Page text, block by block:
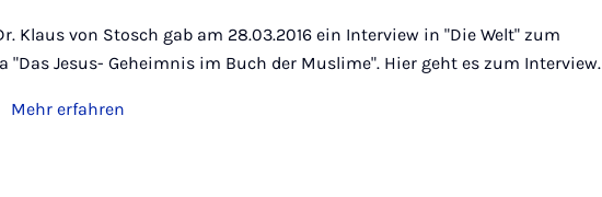
Klaus von Stosch gab am 28.03.2016 ein Interview in "Die Welt" zum
"Das Jesus- Geheimnis im Buch der Muslime". Hier geht es zum Interview.
Mehr erfahren